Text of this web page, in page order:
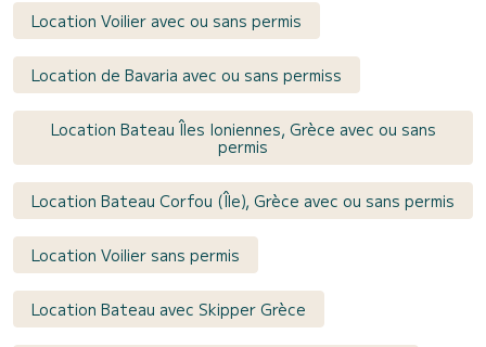
Location Voilier avec ou sans permis
Location de Bavaria avec ou sans permiss
Location Bateau Îles Ioniennes, Grèce avec ou sans
permis
Location Bateau Corfou (Île), Grèce avec ou sans permis
Location Voilier sans permis
Location Bateau avec Skipper Grèce